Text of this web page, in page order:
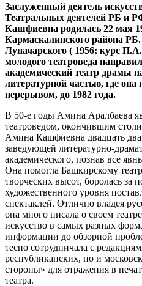
Заслуженный деятель
Театральных деятелей РБ и
Кашфиевна родилась 22 мая
Кармаскалинского района
Луначарского ( 1956; курс
молодого театроведа
академический театр драмы
литературной частью, где
перерывом, до 1982 года.
В 50-е годы Амина Аралбаева
театроведом, окончившим
Амина Кашфиевна двадцать
заведующей литературно-
академического, познав все
Она помогла Башкирскому
творческих высот, боролась за
художественного уровня
спектаклей. Отлично владея
она много писала о своем
искусство в самых разных
информации до обзорной
тесно сотрудничала с
республиканских, но и
стороны» для отражения в
театра.